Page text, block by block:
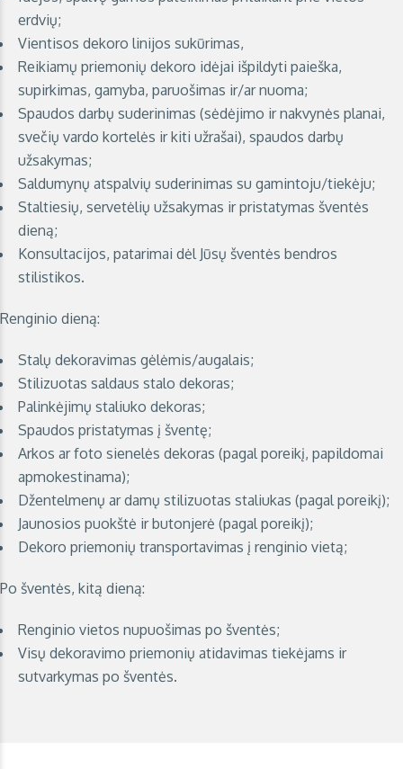
erdvių;
Vientisos dekoro linijos sukūrimas,
Reikiamų priemonių dekoro idėjai išpildyti paieška,
supirkimas, gamyba, paruošimas ir/ar nuoma;
Spaudos darbų suderinimas (sėdėjimo ir nakvynės planai,
svečių vardo kortelės ir kiti užrašai), spaudos darbų
užsakymas;
Saldumynų atspalvių suderinimas su gamintoju/tiekėju;
Staltiesių, servetėlių užsakymas ir pristatymas šventės
dieną;
Konsultacijos, patarimai dėl Jūsų šventės bendros
stilistikos.
Renginio dieną:
Stalų dekoravimas gėlėmis/augalais;
Stilizuotas saldaus stalo dekoras;
Palinkėjimų staliuko dekoras;
Spaudos pristatymas į šventę;
Arkos ar foto sienelės dekoras (pagal poreikį, papildomai
apmokestinama);
Džentelmenų ar damų stilizuotas staliukas (pagal poreikį);
Jaunosios puokštė ir butonjerė (pagal poreikį);
Dekoro priemonių transportavimas į renginio vietą;
Po šventės, kitą dieną:
Renginio vietos nupuošimas po šventės;
Visų dekoravimo priemonių atidavimas tiekėjams ir
sutvarkymas po šventės.